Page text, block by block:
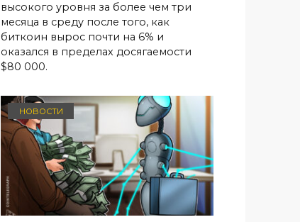
высокого уровня за более чем три
месяца в среду после того, как
биткоин вырос почти на 6% и
оказался в пределах досягаемости
$80 000.
НОВОСТИ